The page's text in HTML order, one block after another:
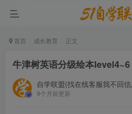
首页 成长教育 正文
牛津树英语分级绘本level4~6
自学联盟(找在线客服我不回
9个月前更新